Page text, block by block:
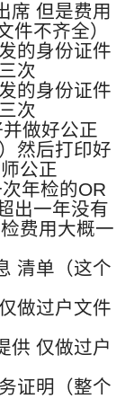
席 但是费用
件不齐全）
的身份证件
次
的身份证件
次
做好公正
然后打印好
公正
年检的OR
出一年没有
费用大概一
清单（这个
做过户文件
供 仅做过户
证明（整个